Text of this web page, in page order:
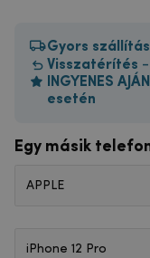
Gyors szállítás
Visszatérítés -
INGYENES
esetén
Egy másik
APPLE
iPhone 12 Pro